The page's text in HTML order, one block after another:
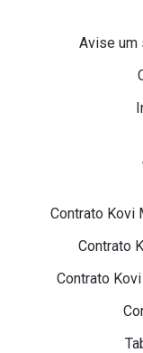
Avise um
Contrato Kovi
Contrato
Contrato